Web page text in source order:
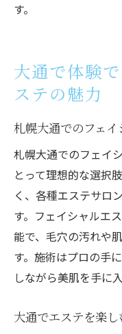
す。
大通で体験
ステの魅力
札幌大通でのフェ
札幌大通でのフェイ
とって理想的な選択
く、各種エステサロ
す。フェイシャルエ
能で、毛穴の汚れや
す。施術はプロの手
しながら美肌を手に
大通でエステを楽